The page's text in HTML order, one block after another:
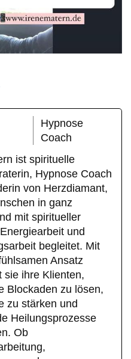
Hypnose
Coach
ist spirituelle
Hypnose Coach
von Herzdiamant,
in ganz
mit spiritueller
und
begleitet. Mit
Ansatz
sie ihre Klienten,
Blockaden zu lösen,
zu stärken und
Heilungsprozesse
Ob